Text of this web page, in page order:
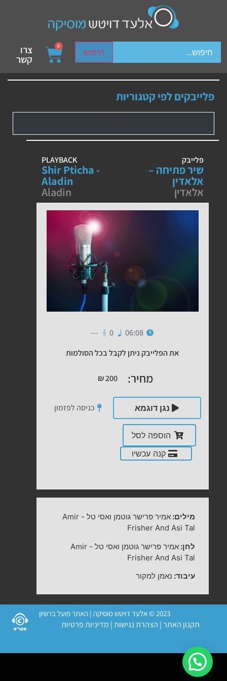
חיפוש
device users, explore by touch or with swipe gestures.
0 צרו
קשר
פלייבקים לפי קטגוריות
פלייבק
שיר פתיחה –
אלאדין
אלאדין
PLAYBACK
Shir Pticha -
Aladin
Aladin
06:08
0
---
את הפלייבק ניתן לקבל בכל הסולמות
מחיר: ₪200
נגן דוגמא כניסה לפזמון
הוספה לסל
קנה עכשיו
מילים:אמיר פרישר גוטמן ואסי טל -
Amir
Frisher And Asi Tal
לחן:אמיר פרישר גוטמן ואסי טל -
Amir
Frisher And Asi Tal
עיבוד: נאמן למקור
2023 © אלעד דויטש מוסיקה | האתר פועל ברשיון
תקנון האתר| הצהרת נגישות| מדיניות פרטיות